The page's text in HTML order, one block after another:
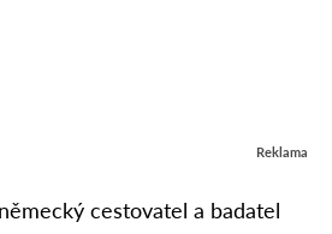
Reklama
cestovatel a badatel